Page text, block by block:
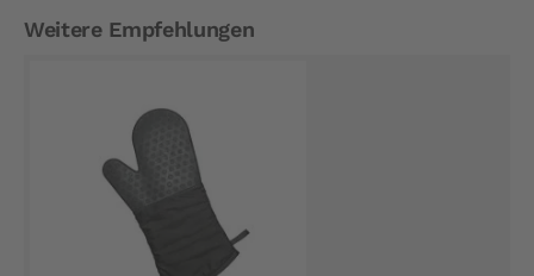
Weitere Empfehlungen